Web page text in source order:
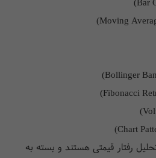
رفتار قیمتی هستند و بسته به